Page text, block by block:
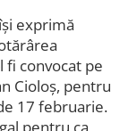
exprimă
fi convocat pe
Cioloş, pentru
17 februarie.